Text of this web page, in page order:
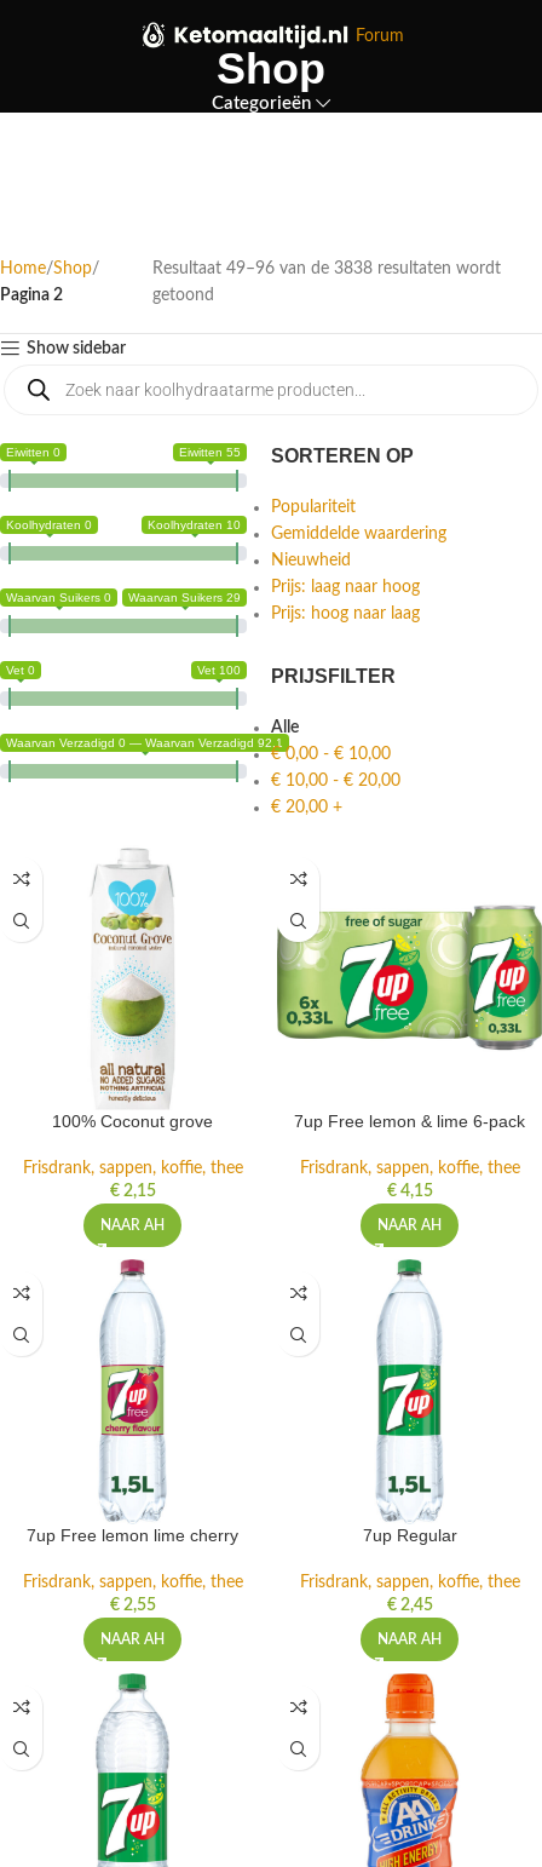
Forum
Shop
Categorieën
Home Shop
Pagina 2
Resultaat 49–96 van de 3838 resultaten wordt
getoond
Show sidebar
Eiwitten 0 Eiwitten 55
Koolhydraten 0 Koolhydraten 10
Waarvan Suikers 0 Waarvan Suikers 29
Vet 0 Vet 100
Waarvan Verzadigd 0 — Waarvan Verzadigd 92.1
SORTEREN OP
Populariteit
Gemiddelde waardering
Nieuwheid
Prijs: laag naar hoog
Prijs: hoog naar laag
PRIJSFILTER
Alle
€0,00 - € 10,00
€ 10,00 - € 20,00
€ 20,00 +
100% Coconut grove
Frisdrank, sappen, koffie, thee
€2,15
NAAR AH
7up Free lemon & lime 6-pack
Frisdrank, sappen, koffie, thee
€4,15
NAAR AH
7up Free lemon lime cherry
Frisdrank, sappen, koffie, thee
€2,55
NAAR AH
7up Regular
Frisdrank, sappen, koffie, thee
€2,45
NAAR AH